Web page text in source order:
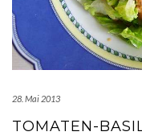
28. Mai 2013
TOMATEN-